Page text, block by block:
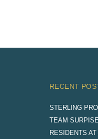
RECENT
STERLING
TEAM
RESIDENTS